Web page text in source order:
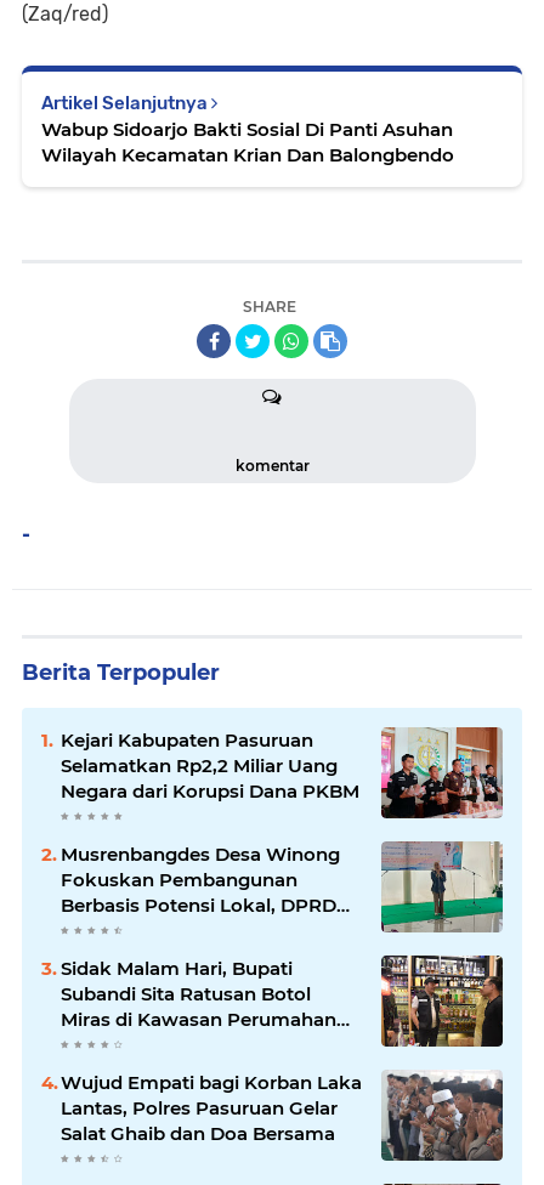
(Zaq/red)
Artikel Selanjutnya
Wabup Sidoarjo Bakti Sosial Di Panti Asuhan
Wilayah Kecamatan Krian Dan Balongbendo
SHARE
komentar
-
Berita Terpopuler
Kejari Kabupaten Pasuruan
Selamatkan Rp2,2 Miliar Uang
Negara dari Korupsi Dana PKBM
Musrenbangdes Desa Winong
Fokuskan Pembangunan
Berbasis Potensi Lokal, DPRD
Optimistis Meski Dihantam
Sidak Malam Hari, Bupati
Subandi Sita Ratusan Botol
Miras di Kawasan Perumahan
Sidoarjo
Wujud Empati bagi Korban Laka
Lantas, Polres Pasuruan Gelar
Salat Ghaib dan Doa Bersama